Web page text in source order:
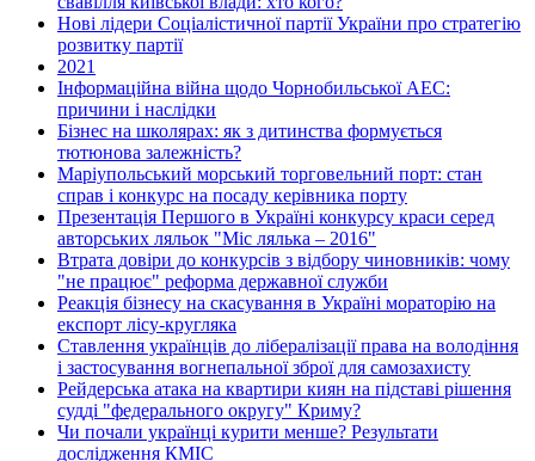
Нові лідери Соціалістичної партії України про стратегію
розвитку партії
2021
Інформаційна війна щодо Чорнобильської АЕС:
причини і наслідки
Бізнес на школярах: як з дитинства формується
тютюнова залежність?
Маріупольський морський торговельний порт: стан
справ і конкурс на посаду керівника порту
Презентація Першого в Україні конкурсу краси серед
авторських ляльок "Міс лялька – 2016"
Втрата довіри до конкурсів з відбору чиновників: чому
"не працює" реформа державної служби
Реакція бізнесу на скасування в Україні мораторію на
експорт лісу-кругляка
Ставлення українців до лібералізації права на володіння
і застосування вогнепальної зброї для самозахисту
Рейдерська атака на квартири киян на підставі рішення
судді "федерального округу" Криму?
Чи почали українці курити менше? Результати
дослідження КМІС